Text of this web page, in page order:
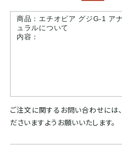
ご注文に関するお問い合わせには
ださいますようお願いいたします。
ジャマイカ